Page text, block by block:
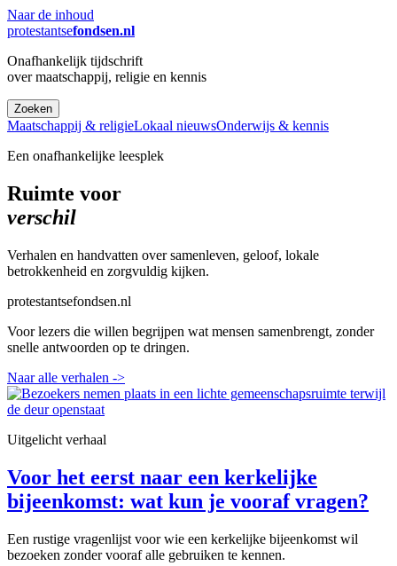
Naar de inhoud
protestantsefondsen.nl
Onafhankelijk tijdschrift
over maatschappij, religie en kennis
Zoeken
Maatschappij & religieLokaal nieuwsOnderwijs & kennis
Een onafhankelijke leesplek
Ruimte voor
verschil
Verhalen en handvatten over samenleven, geloof, lokale
betrokkenheid en zorgvuldig kijken.
protestantsefondsen.nl
Voor lezers die willen begrijpen wat mensen samenbrengt, zonder
snelle antwoorden op te dringen.
Naar alle verhalen ->
Uitgelicht verhaal
Voor het eerst naar een kerkelijke
bijeenkomst: wat kun je vooraf vragen?
Een rustige vragenlijst voor wie een kerkelijke bijeenkomst wil
bezoeken zonder vooraf alle gebruiken te kennen.